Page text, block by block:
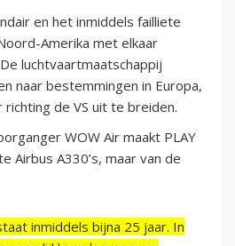
en het inmiddels failliete
Amerika met elkaar
luchtvaartmaatschappij
naar bestemmingen in Europa,
de VS uit te breiden.
WOW Air maakt PLAY
Airbus A330’s, maar van de
inmiddels bijna 25 jaar. In